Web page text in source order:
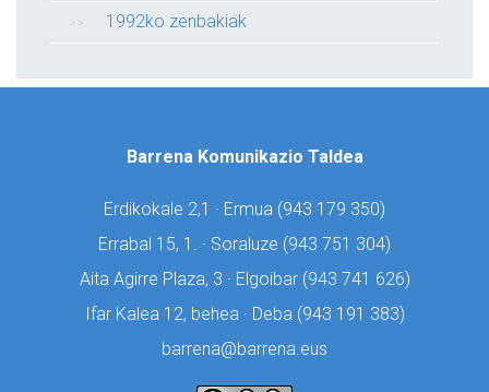
1992ko zenbakiak
Barrena Komunikazio Taldea
Erdikokale 2,1 · Ermua (943 179 350)
Errabal 15, 1. · Soraluze (943 751 304)
Aita Agirre Plaza, 3 · Elgoibar (943 741 626)
Ifar Kalea 12, behea · Deba (943 191 383)
barrena@barrena.eus